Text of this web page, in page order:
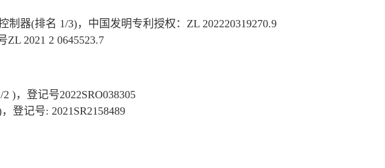
器(排名 1/3)，中国发明专利授权：ZL 202220319270.9
2021 2 0645523.7
)，登记号2022SRO038305
登记号: 2021SR2158489